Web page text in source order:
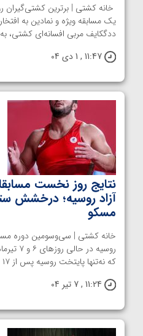
یک مسابقه ویژه و نمادین به
ددگکایف مربی افسانه‌ای کشتی،
11:47 , 1 دی 04
نتایج روز نخست
آزاد روسیه؛ درخشش
مسکو
خانه کشتی | سی‌وسومین دوره
که نه‌تنها پایتخت روسیه پس از ۱۷ سال ...
11:24 , 7 تیر 04